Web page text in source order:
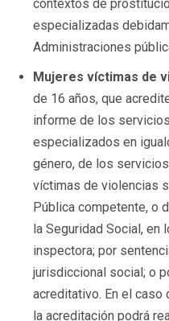
contextos de
especializadas
Administraciones
Mujeres víctimas de
de 16 años, que
informe de los
especializados en
género, de los
víctimas de violencias
Pública competente, o
la Seguridad Social, en
inspectora; por
jurisdiccional social; o
acreditativo. En el
la acreditación podrá